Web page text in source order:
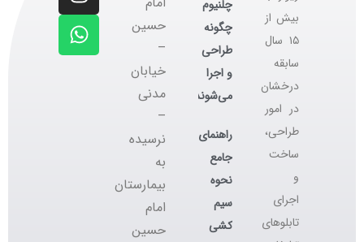
بیش از
۱۵ سال
سابقه
درخشان
در امور
طراحی،
ساخت
و
اجرای
تابلوهای
چلنیوم
چگونه
طراحی
و اجرا
می‌شوند؟
راهنمای
جامع
نحوه
سیم
کشی
حسین
–
خیابان
مدنی
–
نرسیده
به
بیمارستان
امام
حسین